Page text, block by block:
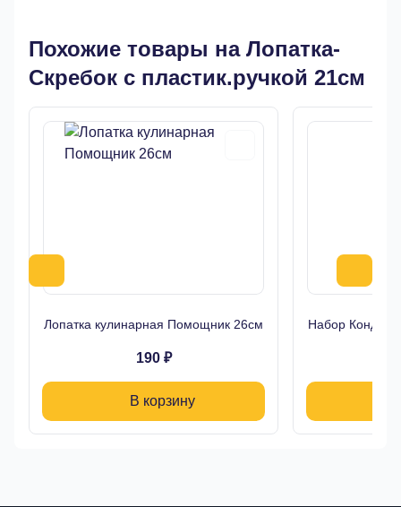
Похожие товары на Лопатка-
Скребок с пластик.ручкой 21см
Лопатка кулинарная Помощник 26см
190 ₽
В корзину
Набор